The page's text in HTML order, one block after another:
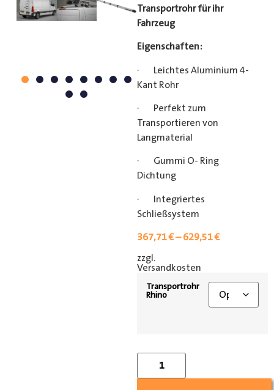
Transportrohr für ihr
Fahrzeug
Eigenschaften:
· Leichtes Aluminium 4-
Kant Rohr
· Perfekt zum
Transportieren von
Langmaterial
· Gummi O- Ring
Dichtung
· Integriertes
Schließsystem
367,71€–629,51€
zzgl.
Versandkosten
Transportrohr
Rhino